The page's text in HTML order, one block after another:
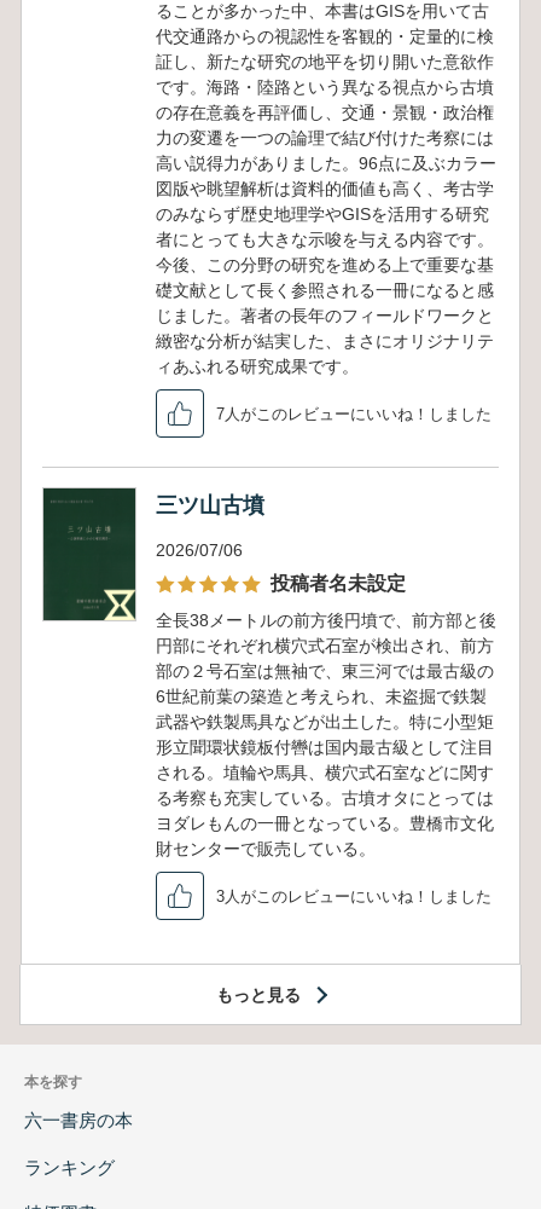
ることが多かった中、本書はGISを用いて古
代交通路からの視認性を客観的・定量的に検
証し、新たな研究の地平を切り開いた意欲作
です。海路・陸路という異なる視点から古墳
の存在意義を再評価し、交通・景観・政治権
力の変遷を一つの論理で結び付けた考察には
高い説得力がありました。96点に及ぶカラー
図版や眺望解析は資料的価値も高く、考古学
のみならず歴史地理学やGISを活用する研究
者にとっても大きな示唆を与える内容です。
今後、この分野の研究を進める上で重要な基
礎文献として長く参照される一冊になると感
じました。著者の長年のフィールドワークと
緻密な分析が結実した、まさにオリジナリテ
ィあふれる研究成果です。
7人がこのレビューにいいね！しました
三ツ山古墳
2026/07/06
投稿者名未設定
全長38メートルの前方後円墳で、前方部と後
円部にそれぞれ横穴式石室が検出され、前方
部の２号石室は無袖で、東三河では最古級の
6世紀前葉の築造と考えられ、未盗掘で鉄製
武器や鉄製馬具などが出土した。特に小型矩
形立聞環状鏡板付轡は国内最古級として注目
される。埴輪や馬具、横穴式石室などに関す
る考察も充実している。古墳オタにとっては
ヨダレもんの一冊となっている。豊橋市文化
財センターで販売している。
3人がこのレビューにいいね！しました
もっと見る
本を探す
六一書房の本
ランキング